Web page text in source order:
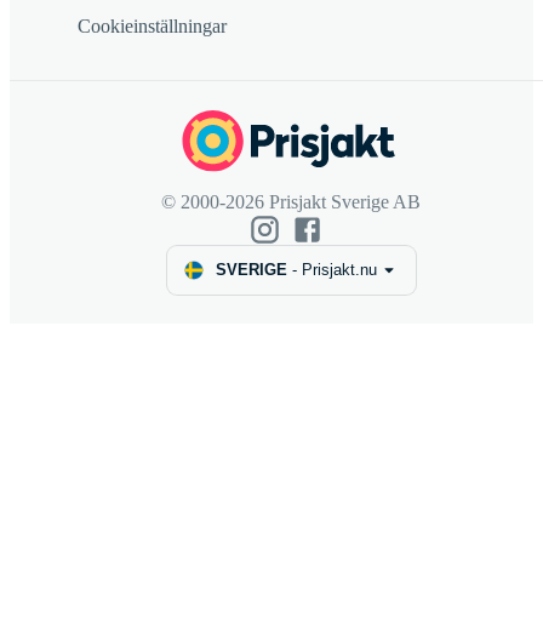
Cookieinställningar
© 2000-2026 Prisjakt Sverige AB
SVERIGE- Prisjakt.nu